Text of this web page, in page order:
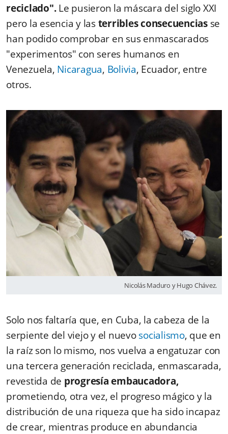
reciclado".Le pusieron la máscara del siglo XXI
pero la esencia y lasterribles consecuenciasse
han podido comprobar en sus enmascarados
"experimentos" con seres humanos en
Venezuela, Nicaragua, Bolivia, Ecuador, entre
otros.
Nicolás Maduro y Hugo Chávez.
Solo nos faltaría que, en Cuba, la cabeza de la
serpiente del viejo y el nuevosocialismo, que en
la raíz son lo mismo, nos vuelva a engatuzar con
una tercera generación reciclada, enmascarada,
revestida de progresía embaucadora,
prometiendo, otra vez, el progreso mágico y la
distribución de una riqueza que ha sido incapaz
de crear, mientras produce en abundancia